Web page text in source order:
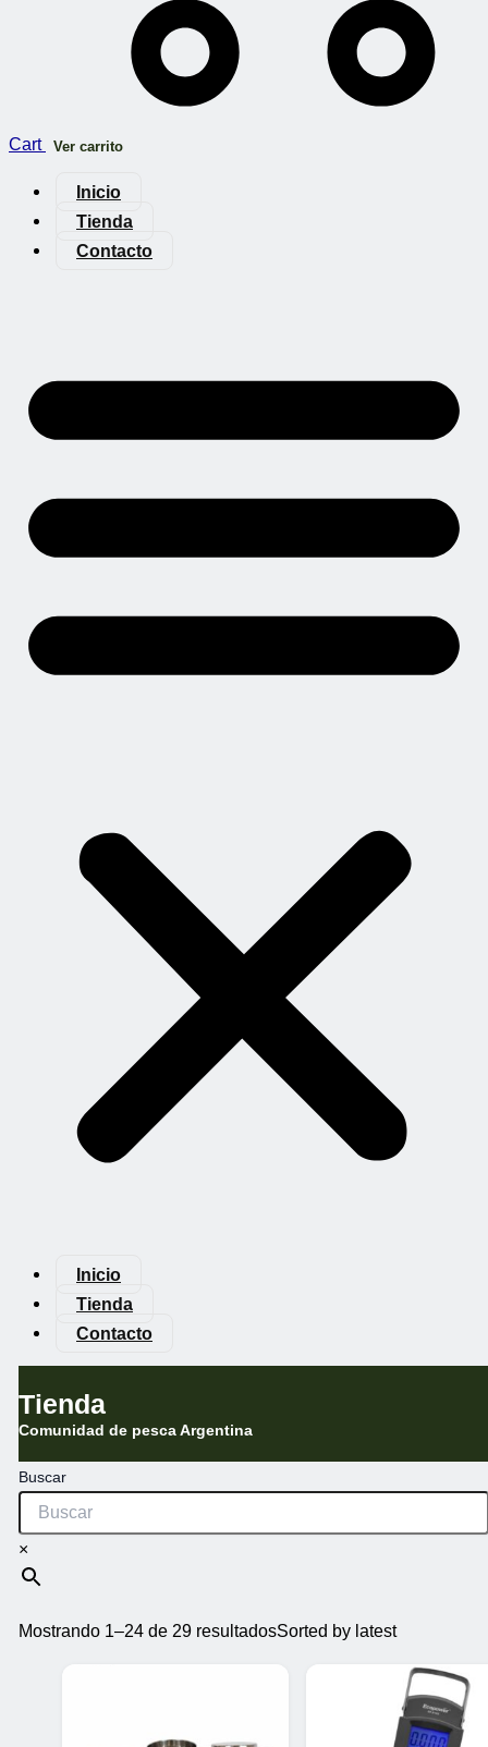
Cart Ver carrito
Inicio
Tienda
Contacto
Inicio
Tienda
Contacto
Tienda
Comunidad de pesca Argentina
Buscar
×
Mostrando 1–24 de 29 resultadosSorted by latest